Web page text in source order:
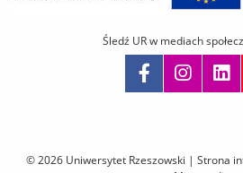
© 2026 Uniwersytet Rzeszowski | Strona
Śledź UR w mediach
i
przejdź